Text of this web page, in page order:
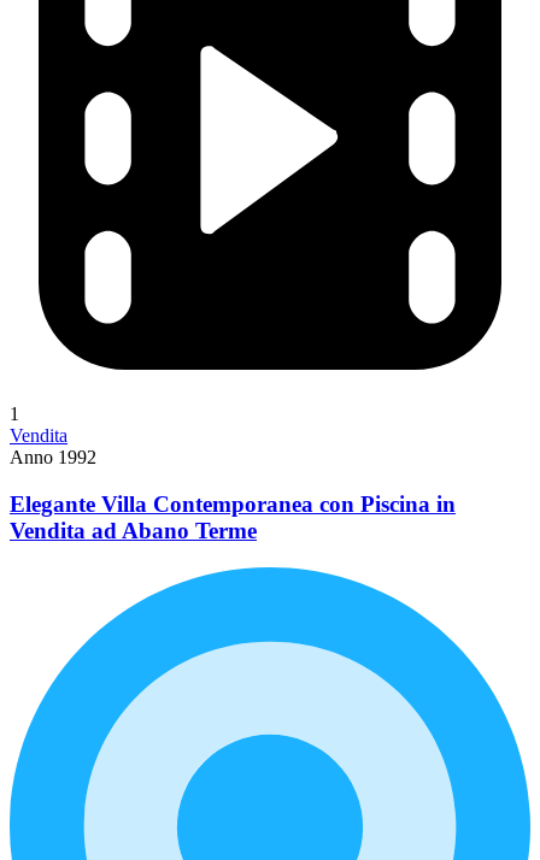
1
Vendita
Anno 1992
Elegante Villa Contemporanea con Piscina in
Vendita ad Abano Terme